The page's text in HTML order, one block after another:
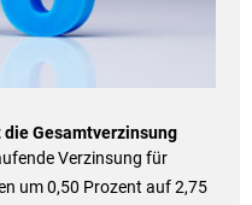
Gesamtverzinsung
Verzinsung für
um 0,50 Prozent auf 2,75